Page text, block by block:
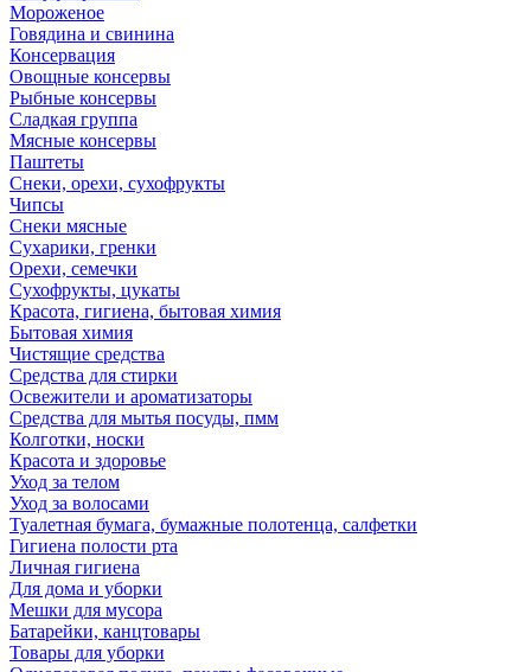
Мороженое
Говядина и свинина
Консервация
Овощные консервы
Рыбные консервы
Сладкая группа
Мясные консервы
Паштеты
Снеки, орехи, сухофрукты
Чипсы
Снеки мясные
Сухарики, гренки
Орехи, семечки
Сухофрукты, цукаты
Красота, гигиена, бытовая химия
Бытовая химия
Чистящие средства
Средства для стирки
Освежители и ароматизаторы
Средства для мытья посуды, пмм
Колготки, носки
Красота и здоровье
Уход за телом
Уход за волосами
Туалетная бумага, бумажные полотенца, салфетки
Гигиена полости рта
Личная гигиена
Для дома и уборки
Мешки для мусора
Батарейки, канцтовары
Товары для уборки